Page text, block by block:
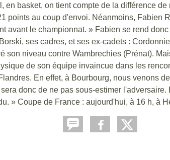
basket, on tient compte de la différence
points au coup d'envoi. Néanmoins, Fabien
avant le championnat. » Fabien se rend
ses cadres, et ses ex-cadets :
son niveau contre Wambrechies (Prénat).
de son équipe invaincue dans les
En effet, à Bourbourg, nous venons
donc de ne pas sous-estimer
» Coupe de France : aujourd'hui, à 16 h,